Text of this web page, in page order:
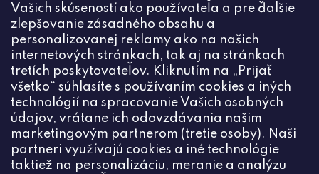
Vašich skúseností ako používateľa a pre ďalšie
zlepšovanie zásadného obsahu a
personalizovanej reklamy ako na našich
internetových stránkach, tak aj na stránkach
tretích poskytovateľov. Kliknutím na „Prijať
všetko“ súhlasíte s používaním cookies a iných
technológií na spracovanie Vašich osobných
údajov, vrátane ich odovzdávania našim
marketingovým partnerom (tretie osoby). Naši
partneri využívajú cookies a iné technológie
taktiež na personalizáciu, meranie a analýzu
Kontakt
info @ceske-koralky.sk
+420774444191